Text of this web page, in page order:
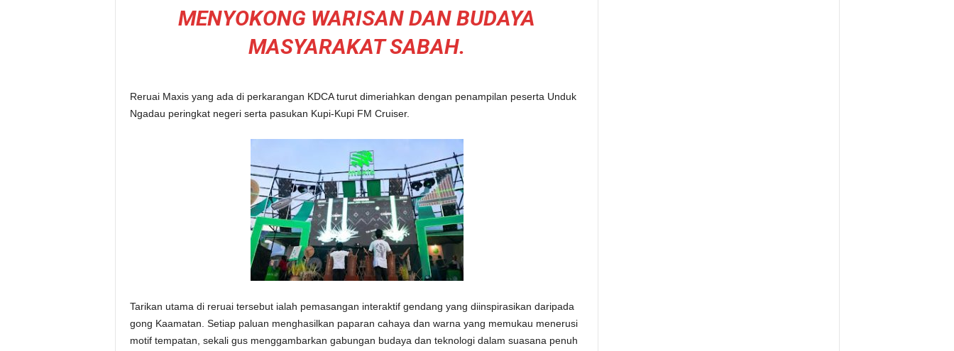
MENYOKONG WARISAN DAN BUDAYA
MASYARAKAT SABAH.
Reruai Maxis yang ada di perkarangan KDCA turut dimeriahkan dengan penampilan peserta Unduk
Ngadau peringkat negeri serta pasukan Kupi-Kupi FM Cruiser.
Tarikan utama di reruai tersebut ialah pemasangan interaktif gendang yang diinspirasikan daripada
gong Kaamatan. Setiap paluan menghasilkan paparan cahaya dan warna yang memukau menerusi
motif tempatan, sekali gus menggambarkan gabungan budaya dan teknologi dalam suasana penuh